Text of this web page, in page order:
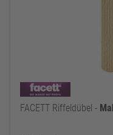
FACETT Riffeldübel -